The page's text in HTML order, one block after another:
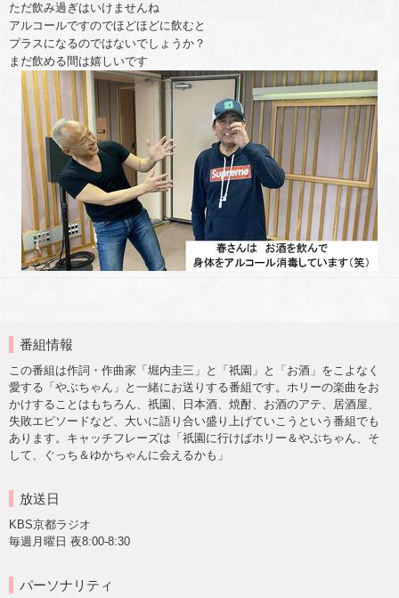
ただ飲み過ぎはいけませんね
アルコールですのでほどほどに飲むと
プラスになるのではないでしょうか？
まだ飲める間は嬉しいです
番組情報
この番組は作詞・作曲家「堀内圭三」と「祇園」と「お酒」をこよなく
愛する「やぶちゃん」と一緒にお送りする番組です。ホリーの楽曲をお
かけすることはもちろん、祇園、日本酒、焼酎、お酒のアテ、居酒屋、
失敗エピソードなど、大いに語り合い盛り上げていこうという番組でも
あります。キャッチフレーズは「祇園に行けばホリー＆やぶちゃん、そ
して、ぐっち＆ゆかちゃんに会えるかも」
放送日
KBS京都ラジオ
毎週月曜日 夜8:00-8:30
パーソナリティ